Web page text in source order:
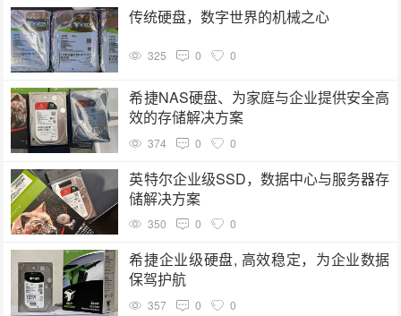
传统硬盘，数字世界的机械之心
325 0 0
希捷NAS硬盘、为家庭与企业提供安全高
效的存储解决方案
374 0 0
英特尔企业级SSD，数据中心与服务器存
储解决方案
350 0 0
希捷企业级硬盘, 高效稳定，为企业数据
保驾护航
357 0 0